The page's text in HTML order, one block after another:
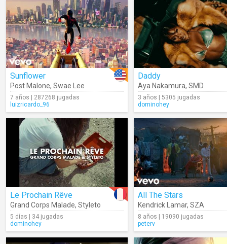
Sunflower
Post Malone, Swae Lee
7 años | 287268 jugadas
luizricardo_96
Daddy
Aya Nakamura, SMD
3 años | 5305 jugadas
dominohey
Le Prochain Rêve
Grand Corps Malade, Styleto
5 días | 34 jugadas
dominohey
All The Stars
Kendrick Lamar, SZA
8 años | 19090 jugadas
peterv